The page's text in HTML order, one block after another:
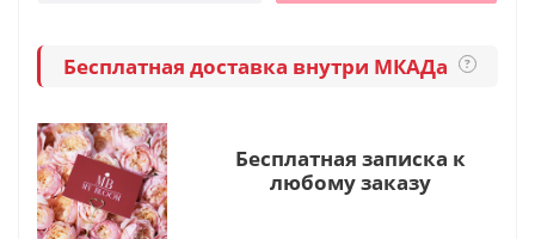
Бесплатная доставка внутри МКАДа ?
Бесплатная записка к
любому заказу